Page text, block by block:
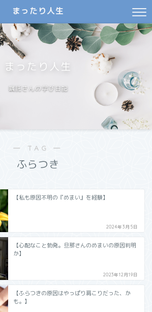
まったり人生
まったり人生
嘱託さんの学び日記
― TAG ―
ふらつき
【私も原因不明の『めまい』を経験】
2024年3月5日
【心配なこと勃発。旦那さんのめまいの原因判明
か】
2023年12月19日
【ふらつきの原因はやっぱり肩こりだった、か
も。】